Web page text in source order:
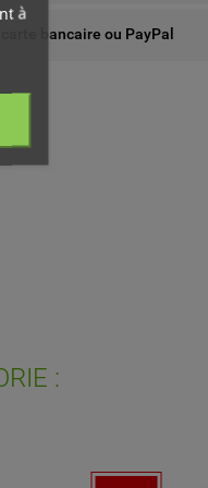
bancaire ou PayPal
:
à